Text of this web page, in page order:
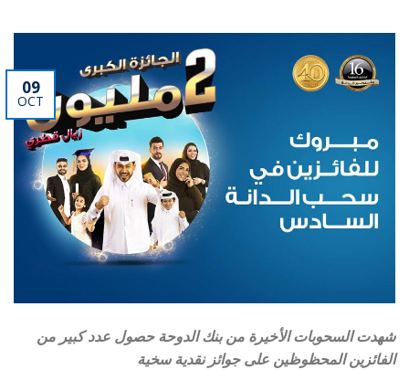
09
OCT
شهدت السحوبات الأخيرة من بنك الدوحة حصول عدد كبير من
الفائزين المحظوظين على جوائز نقدية سخية